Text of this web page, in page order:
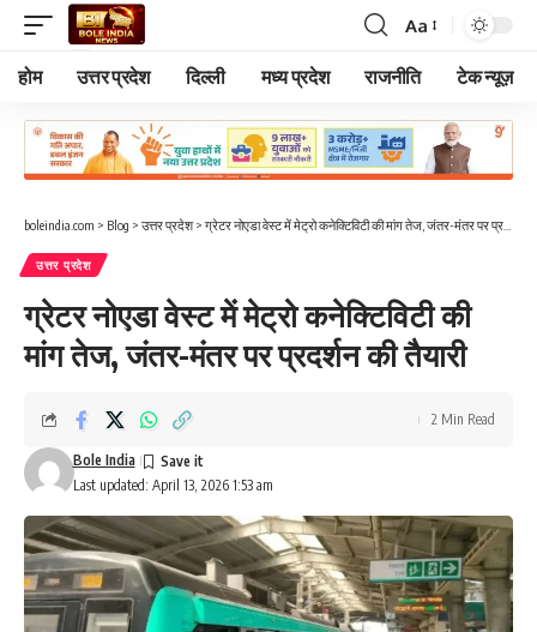
Font
Resizer
Aa
होम उत्तर प्रदेश दिल्ली मध्य प्रदेश राजनीति टेक न्यूज़
boleindia.com > Blog > उत्तर प्रदेश> ग्रेटर नोएडा वेस्ट में मेट्रो कनेक्टिविटी की मांग तेज, जंतर-मंतर पर प्रदर्शन की तैयारी
उत्तर प्रदेश
ग्रेटर नोएडा वेस्ट में मेट्रो कनेक्टिविटी की
मांग तेज, जंतर-मंतर पर प्रदर्शन की तैयारी
Last updated: April 13, 2026 1:53 am
Bole India
2 Min Read